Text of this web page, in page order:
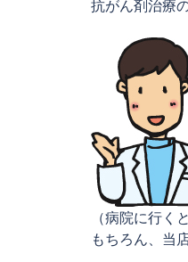
抗がん剤治療
（病院に行く
もちろん、当